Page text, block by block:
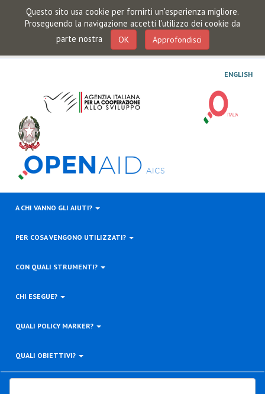
Questo sito usa cookie per fornirti un'esperienza migliore.
Proseguendo la navigazione accetti l'utilizzo dei cookie da
parte nostra
OK Approfondisci
ENGLISH
A CHI VANNO GLI AIUTI?
PER COSA VENGONO UTILIZZATI?
CON QUALI STRUMENTI?
CHI ESEGUE?
QUALI POLICY MARKER?
QUALI OBIETTIVI?